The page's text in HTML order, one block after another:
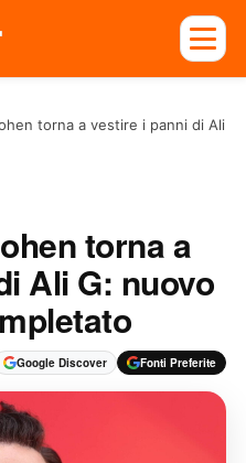
torna a vestire i panni di Ali
torna a
Ali G: nuovo
Google Discover Fonti Preferite